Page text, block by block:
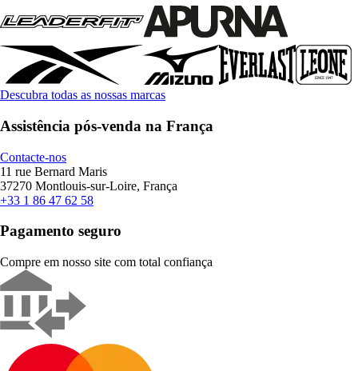
Descubra todas as nossas marcas
Assistência pós-venda na França
Contacte-nos
11 rue Bernard Maris
37270 Montlouis-sur-Loire, França
+33 1 86 47 62 58
Pagamento seguro
Compre em nosso site com total confiança